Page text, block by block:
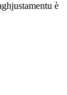
è